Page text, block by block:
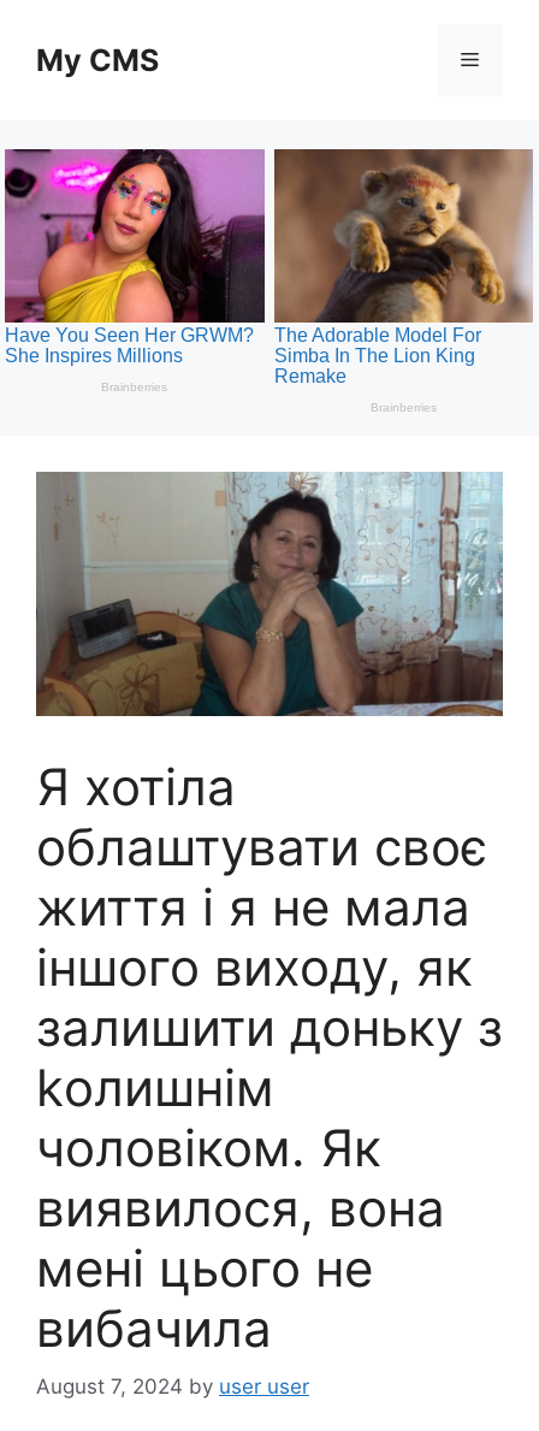
contentMy CMS Menu
Я хотіла
облаштувати своє
життя і я не мала
іншого виходу, як
залишити доньку з
kолишнім
чоловіком. Як
виявилося, вона
мені цього не
вибачила
August 7, 2024 by user user